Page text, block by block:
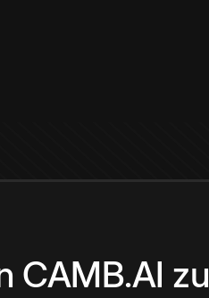
CAMB.AI zu